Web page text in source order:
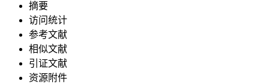
摘要
访问统计
参考文献
相似文献
引证文献
资源附件